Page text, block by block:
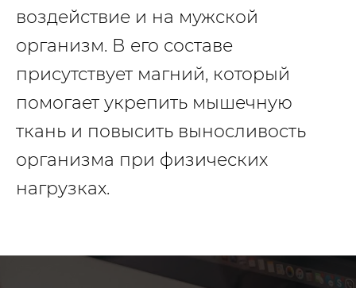
воздействие и на мужской
организм. В его составе
присутствует магний, который
помогает укрепить мышечную
ткань и повысить выносливость
организма при физических
нагрузках.